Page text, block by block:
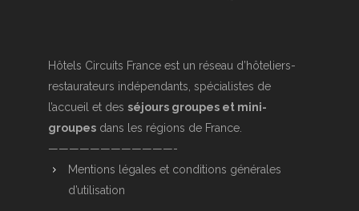
Hôtels Circuits France est un réseau d’hôteliers-
restaurateurs indépendants, spécialistes de
l’accueil et des séjours groupes et mini-
groupesdans les régions de France.
————————————-
Mentions légales et conditions générales
d’utilisation